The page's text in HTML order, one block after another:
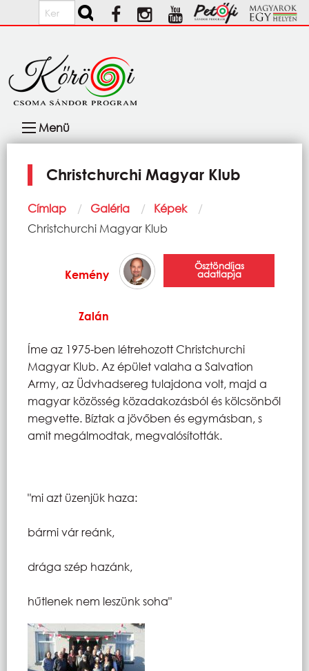
Ugrás a tartalomra
Keresés
navigáció
Menü
Christchurchi Magyar Klub
Morzsa
Címlap Galéria
Képek
Current:
Christchurchi Magyar Klub
Kemény
Zalán
Ösztöndíjas
adatlapja
Íme az 1975-ben létrehozott Christchurchi
Magyar Klub. Az épület valaha a Salvation
Army, az Üdvhadsereg tulajdona volt, majd a
magyar közösség közadakozásból és kölcsönből
megvette. Bíztak a jövőben és egymásban, s
amit megálmodtak, megvalósították.
"mi azt üzenjük haza:
bármi vár reánk,
drága szép hazánk,
hűtlenek nem leszünk soha"